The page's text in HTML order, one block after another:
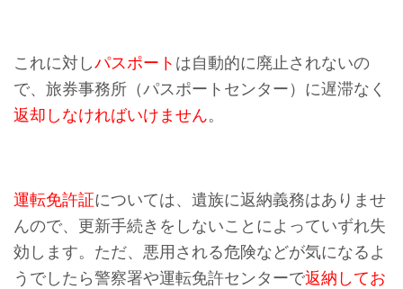
これに対しパスポート は自動的に廃止されないの
で、旅券事務所（パスポートセンター）に遅滞なく
返却しなければいけません。
運転免許証については、遺族に返納義務はありませ
んので、更新手続きをしないことによっていずれ失
効します。ただ、悪用される危険などが気になるよ
うでしたら警察署や運転免許センターで返納してお